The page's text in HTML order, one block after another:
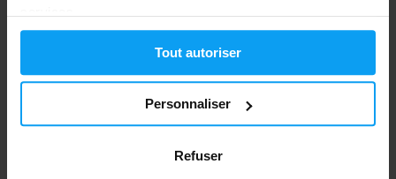
Tout autoriser
Personnaliser
RefuserLifeLike